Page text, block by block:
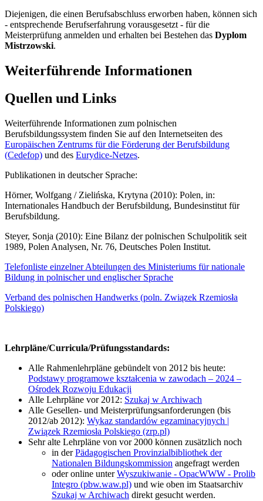
Diejenigen, die einen Berufsabschluss erworben haben, können sich
- entsprechende Berufserfahrung vorausgesetzt - für die
Meisterprüfung anmelden und erhalten bei Bestehen das Dyplom
Mistrzowski.
Weiterführende Informationen
Quellen und Links
Weiterführende Informationen zum polnischen
Berufsbildungssystem finden Sie auf den Internetseiten des
Europäischen Zentrums für die Förderung der Berufsbildung
(Cedefop) und des Eurydice-Netzes.
Publikationen in deutscher Sprache:
Hörner, Wolfgang / Zielińska, Krytyna (2010): Polen, in:
Internationales Handbuch der Berufsbildung, Bundesinstitut für
Berufsbildung.
Steyer, Sonja (2010): Eine Bilanz der polnischen Schulpolitik seit
1989, Polen Analysen, Nr. 76, Deutsches Polen Institut.
Telefonliste einzelner Abteilungen des Ministeriums für nationale
Bildung in polnischer und englischer Sprache
Verband des polnischen Handwerks (poln. Związek Rzemiosła
Polskiego)
Lehrpläne/Curricula/Prüfungsstandards:
Alle Rahmenlehrpläne gebündelt von 2012 bis heute:
Podstawy programowe kształcenia w zawodach – 2024 –
Ośrodek Rozwoju Edukacji
Alle Lehrpläne vor 2012: Szukaj w Archiwach
Alle Gesellen- und Meisterprüfungsanforderungen (bis
2012/ab 2012): Wykaz standardów egzaminacyjnych |
Związek Rzemiosła Polskiego (zrp.pl)
Sehr alte Lehrpläne von vor 2000 können zusätzlich noch
in derPädagogischen Provinzialbibliothek der
Nationalen Bildungskommission angefragt werden
oder online unterWyszukiwanie - OpacWWW - Prolib
Integro (pbw.waw.pl) und wie oben im Staatsarchiv
Szukaj w Archiwach direkt gesucht werden.